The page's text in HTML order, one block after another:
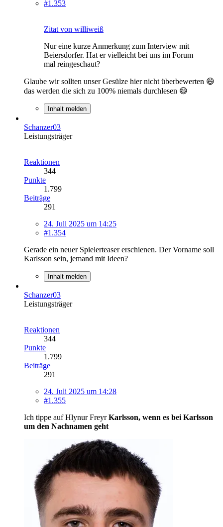
#1.353
Zitat von williweiß
Nur eine kurze Anmerkung zum Interview mit
Beiersdorfer. Hat er vielleicht bei uns im Forum
mal reingeschaut?
Glaube wir sollten unser Gesülze hier nicht überbewerten 😄
das werden die sich zu 100% niemals durchlesen 😄
Inhalt melden
Schanzer03
Leistungsträger
Reaktionen
344
Punkte
1.799
Beiträge
291
24. Juli 2025 um 14:25
#1.354
Gerade ein neuer Spielerteaser erschienen. Der Vorname soll
Karlsson sein, jemand mit Ideen?
Inhalt melden
Schanzer03
Leistungsträger
Reaktionen
344
Punkte
1.799
Beiträge
291
24. Juli 2025 um 14:28
#1.355
Ich tippe auf Hlynur FreyrKarlsson, wenn es bei Karlsson
um den Nachnamen geht